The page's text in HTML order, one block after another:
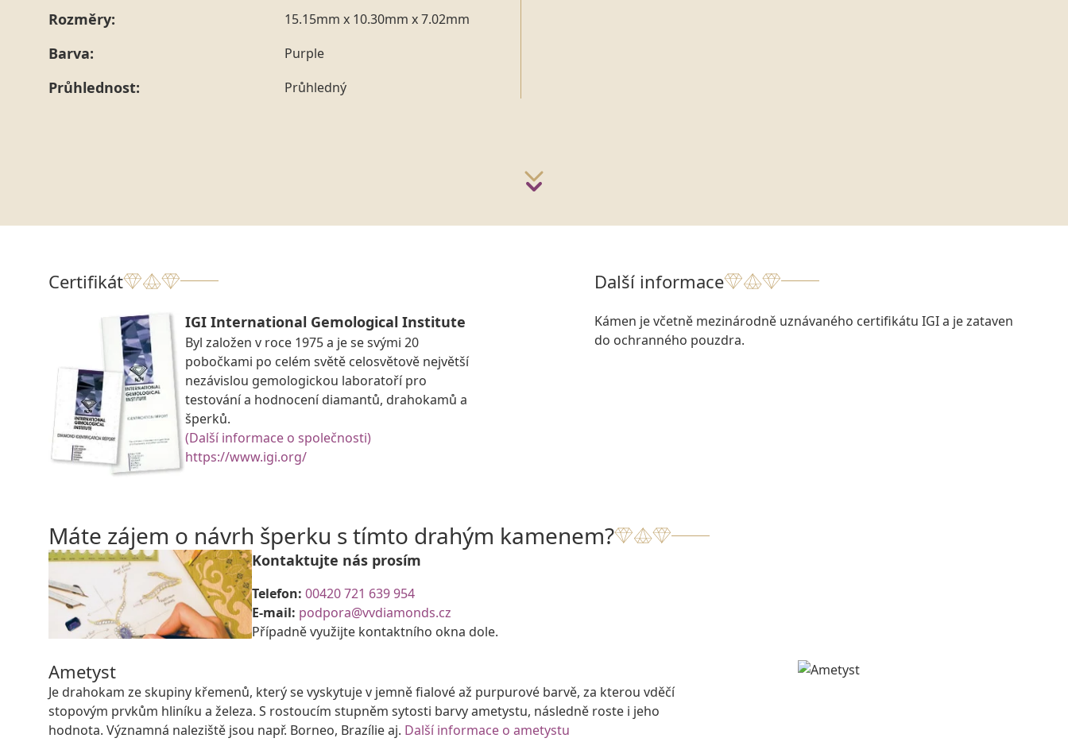
Rozměry: 15.15mm x 10.30mm x 7.02mm
Barva: Purple
Průhlednost: Průhledný
Certifikát
IGI International Gemological Institute
Byl založen v roce 1975 a je se svými 20
pobočkami po celém světě celosvětově největší
nezávislou gemologickou laboratoří pro
testování a hodnocení diamantů, drahokamů a
šperků.
(Další informace o společnosti)
https://www.igi.org/
Další informace
Kámen je včetně mezinárodně uznávaného certifikátu IGI a je zataven
do ochranného pouzdra.
Máte zájem o návrh šperku s tímto drahým kamenem?
Kontaktujte nás prosím
Telefon: 00420 721 639 954
E-mail: podpora@vvdiamonds.cz
Případně využijte kontaktního okna dole.
Ametyst
Je drahokam ze skupiny křemenů, který se vyskytuje v jemně fialové až purpurové barvě, za kterou vděčí
stopovým prvkům hliníku a železa. S rostoucím stupněm sytosti barvy ametystu, následně roste i jeho
hodnota. Významná naleziště jsou např. Borneo, Brazílie aj. Další informace o ametystu